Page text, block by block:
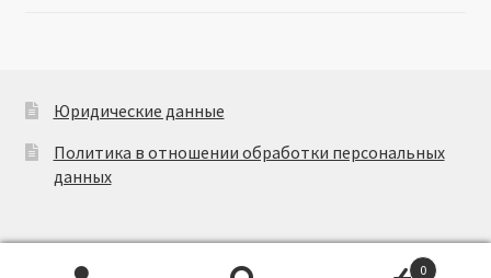
Юридические данные
Политика в отношении обработки персональных
данных
0